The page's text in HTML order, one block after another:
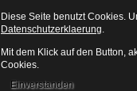
Diese Seite benutzt Cookies.
Datenschutzerklaerung.
Mit dem Klick auf den Button,
Cookies.
Einverstanden